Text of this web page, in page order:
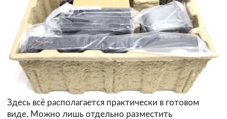
Здесь всё располагается практически в готовом
виде. Можно лишь отдельно разместить